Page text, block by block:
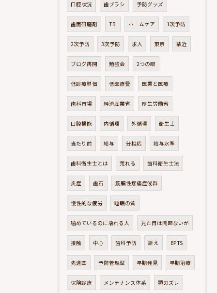
口腔状況 歯ブラシ 予防グッズ
歯面研磨剤 TBI ホームケア 1次予防
2次予防 3次予防 求人 東京 駅近
ブログ再開 勉強会 2つの眼
低診療単価 低医療費 医業と医療
歯科市場 経済産業省 厚生労働省
口腔機能 内循環 外循環 衛生士
当たり前 給与 分相応 給与水準
歯科衛生士とは 荒れる 歯科衛生士法
炎症 歯石 筋膜性疼痛症候群
慢性的な疲労 睡眠の質
噛めているのに壊れる人 見た目は問題ないが
接触 中心 歯科予防 訴え BPTS
先進国 予防管理型 早期発見 早期治療
保険診療 メンテナンス体系 顎のズレ